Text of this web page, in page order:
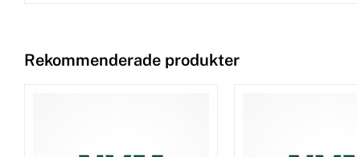
Rekommenderade produkter